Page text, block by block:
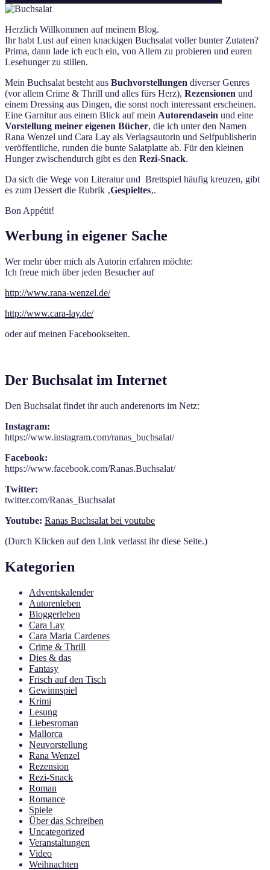
Herzlich Willkommen auf meinem Blog.
Ihr habt Lust auf einen knackigen Buchsalat voller bunter Zutaten?
Prima, dann lade ich euch ein, von Allem zu probieren und euren
Lesehunger zu stillen.
Mein Buchsalat besteht aus Buchvorstellungen diverser Genres
(vor allem Crime & Thrill und alles fürs Herz), Rezensionen und
einem Dressing aus Dingen, die sonst noch interessant erscheinen.
Eine Garnitur aus einem Blick auf mein Autorendasein und eine
Vorstellung meiner eigenen Bücher, die ich unter den Namen
Rana Wenzel und Cara Lay als Verlagsautorin und Selfpublisherin
veröffentliche, runden die bunte Salatplatte ab. Für den kleinen
Hunger zwischendurch gibt es den Rezi-Snack.
Da sich die Wege von Literatur und Brettspiel häufig kreuzen, gibt
es zum Dessert die Rubrik ‚Gespieltes‚.
Bon Appétit!
Werbung in eigener Sache
Wer mehr über mich als Autorin erfahren möchte:
Ich freue mich über jeden Besucher auf
http://www.rana-wenzel.de/
http://www.cara-lay.de/
oder auf meinen Facebookseiten.
Der Buchsalat im Internet
Den Buchsalat findet ihr auch anderenorts im Netz:
Instagram:
https://www.instagram.com/ranas_buchsalat/
Facebook:
https://www.facebook.com/Ranas.Buchsalat/
Twitter:
twitter.com/Ranas_Buchsalat
Youtube: Ranas Buchsalat bei youtube
(Durch Klicken auf den Link verlasst ihr diese Seite.)
Kategorien
Adventskalender
Autorenleben
Bloggerleben
Cara Lay
Cara Maria Cardenes
Crime & Thrill
Dies & das
Fantasy
Frisch auf den Tisch
Gewinnspiel
Krimi
Lesung
Liebesroman
Mallorca
Neuvorstellung
Rana Wenzel
Rezension
Rezi-Snack
Roman
Romance
Spiele
Über das Schreiben
Uncategorized
Veranstaltungen
Video
Weihnachten